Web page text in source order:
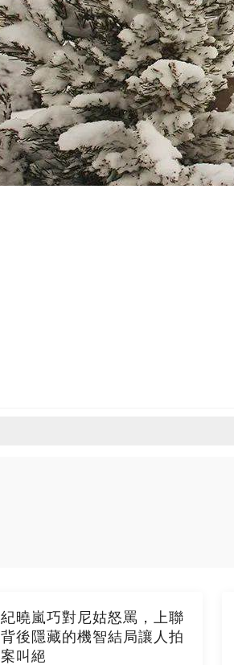
紀曉嵐巧對尼姑怒罵，上聯
背後隱藏的機智結局讓人拍
案叫絕